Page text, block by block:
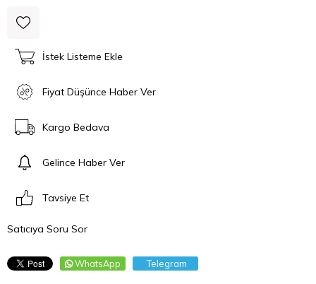
İstek Listeme Ekle
Fiyat Düşünce Haber Ver
Kargo Bedava
Gelince Haber Ver
Tavsiye Et
Satıcıya Soru Sor
WhatsApp Telegram